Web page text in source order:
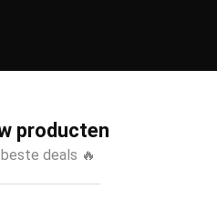
producten
deals 🔥